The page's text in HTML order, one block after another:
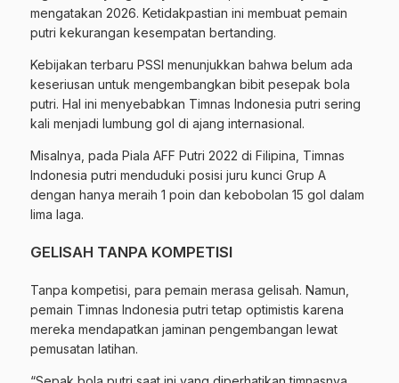
mengatakan 2026. Ketidakpastian ini membuat pemain
putri kekurangan kesempatan bertanding.
Kebijakan terbaru PSSI menunjukkan bahwa belum ada
keseriusan untuk mengembangkan bibit pesepak bola
putri. Hal ini menyebabkan Timnas Indonesia putri sering
kali menjadi lumbung gol di ajang internasional.
Misalnya, pada Piala AFF Putri 2022 di Filipina, Timnas
Indonesia putri menduduki posisi juru kunci Grup A
dengan hanya meraih 1 poin dan kebobolan 15 gol dalam
lima laga.
GELISAH TANPA KOMPETISI
Tanpa kompetisi, para pemain merasa gelisah. Namun,
pemain Timnas Indonesia putri tetap optimistis karena
mereka mendapatkan jaminan pengembangan lewat
pemusatan latihan.